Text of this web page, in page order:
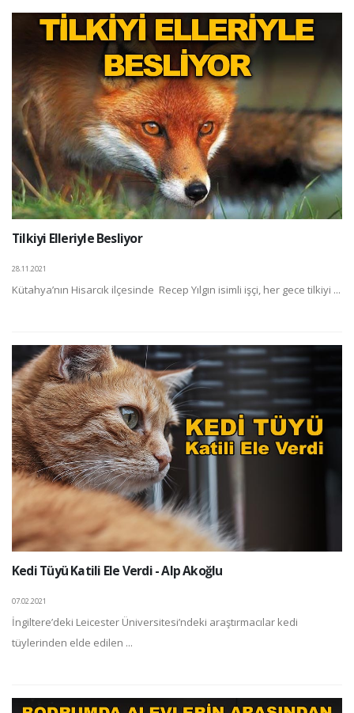
Tilkiyi Elleriyle Besliyor
28.11.2021
Kütahya’nın Hisarcık ilçesinde Recep Yılgın isimli işçi, her gece tilkiyi ...
Kedi Tüyü Katili Ele Verdi - Alp Akoğlu
07.02.2021
İngiltere’deki Leicester Üniversitesi’ndeki araştırmacılar kedi
tüylerinden elde edilen ...